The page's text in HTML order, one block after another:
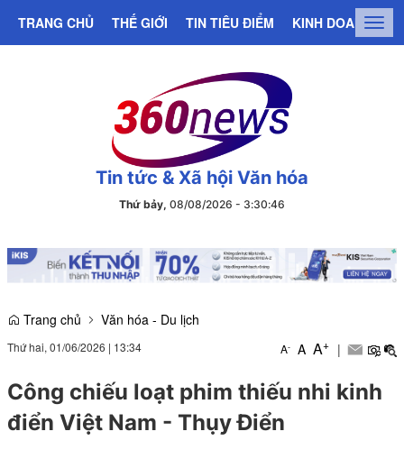
TRANG CHỦ THẾ GIỚI TIN TIÊU ĐIỂM KINH DOANH
Tin tức & Xã hội Văn hóa
Thứ bảy,08/08/2026 - 3:30:47
Trang chủ Văn hóa - Du lịch
Thứ hai, 01/06/2026 | 13:34 A- A A+ |
Công chiếu loạt phim thiếu nhi kinh
điển Việt Nam - Thụy Điển